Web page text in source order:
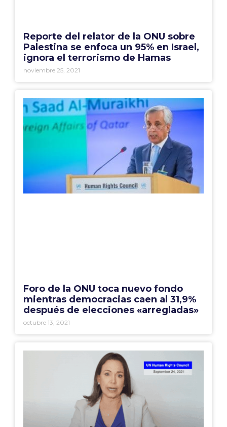
Reporte del relator de la ONU sobre
Palestina se enfoca un 95% en Israel,
ignora el terrorismo de Hamas
noviembre 25, 2021
Foro de la ONU toca nuevo fondo
mientras democracias caen al 31,9%
después de elecciones «arregladas»
octubre 13, 2021